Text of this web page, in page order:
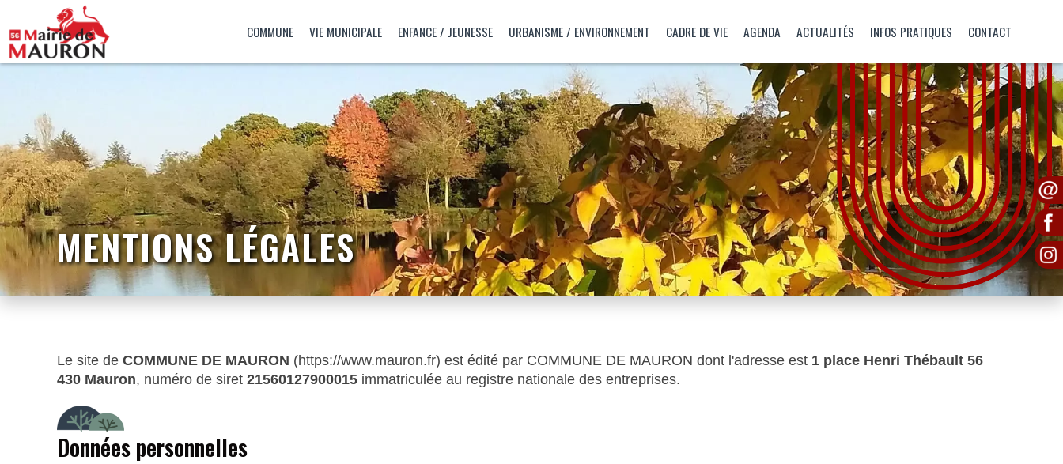
COMMUNE VIE MUNICIPALE ENFANCE / JEUNESSE URBANISME / ENVIRONNEMENT CADRE DE VIE AGENDA ACTUALITÉS INFOS PRATIQUES CONTACT
MENTIONS LÉGALES
Le site de COMMUNE DE MAURON (https://www.mauron.fr) est édité par COMMUNE DE MAURON dont l'adresse est 1 place Henri Thébault 56
430 Mauron, numéro de siret 21560127900015 immatriculée au registre nationale des entreprises.
Données personnelles